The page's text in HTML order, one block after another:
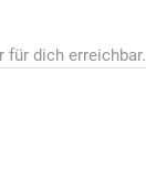
für dich erreichbar.